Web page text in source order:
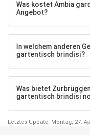
Was kostet Ambia
Angebot?
In welchem anderen
gartentisch brindisi?
Was bietet
gartentisch brindisi
Letztes Update: Montag, 27.